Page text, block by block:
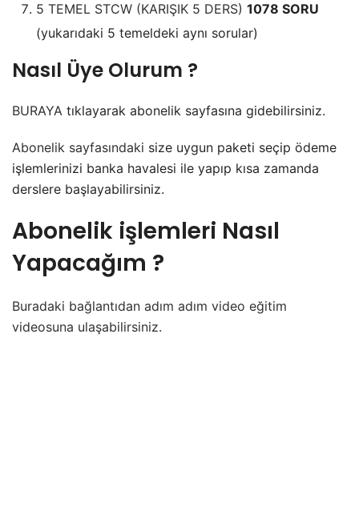
5 TEMEL STCW (KARIŞIK 5 DERS) 1078 SORU
(yukarıdaki 5 temeldeki aynı sorular)
Nasıl Üye Olurum ?
BURAYA tıklayarak abonelik sayfasına gidebilirsiniz.
Abonelik sayfasındaki size uygun paketi seçip ödeme
işlemlerinizi banka havalesi ile yapıp kısa zamanda
derslere başlayabilirsiniz.
Abonelik işlemleri Nasıl
Yapacağım ?
Buradaki bağlantıdan adım adım video eğitim
videosuna ulaşabilirsiniz.